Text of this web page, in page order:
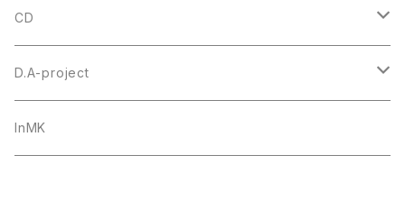
#4 ミニトライアングル
セルロース
ポリアセタール
ウルテム
Triangle トライアングル オニギリ
＃1 トライアングル
CD
トゥクトゥクスキップ
goh
D.A-project
オリジナル
InMK